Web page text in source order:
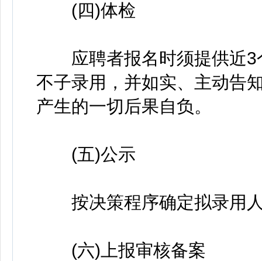
(四)体检
应聘者报名时须提供近3
不子录用，并如实、主动告
产生的一切后果自负。
(五)公示
按决策程序确定拟录用人
(六)上报审核备案